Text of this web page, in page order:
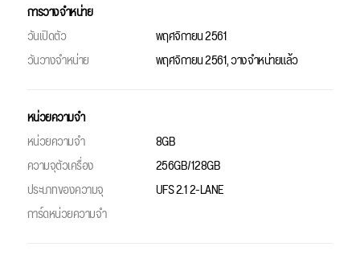
การวางจำหน่าย
วันเปิดตัว
พฤศจิกายน 2561
วันวางจำหน่าย
พฤศจิกายน 2561, วางจำหน่ายแล้ว
หน่วยความจำ
หน่วยความจำ
8GB
ความจุตัวเครื่อง
256GB/128GB
ประเภทของความจุ
UFS 2.1 2-LANE
การ์ดหน่วยความจำ